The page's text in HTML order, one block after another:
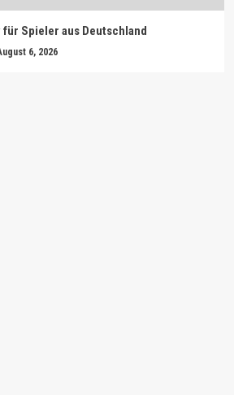
für Spieler aus Deutschland
6, 2026